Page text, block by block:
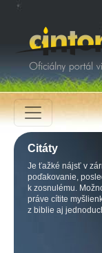
Citáty
Je ťažké nájsť v
poďakovanie,
k zosnulému.
práve cítite
z biblie aj